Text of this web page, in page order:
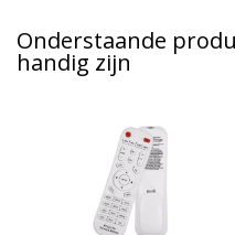
Onderstaande
handig zijn